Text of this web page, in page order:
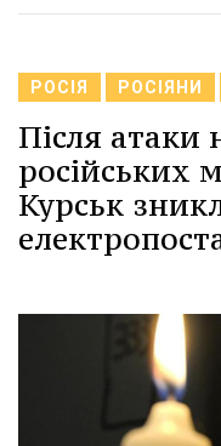
РОСІЯ РОСІЯНИ
Після атаки
російських
Курськ